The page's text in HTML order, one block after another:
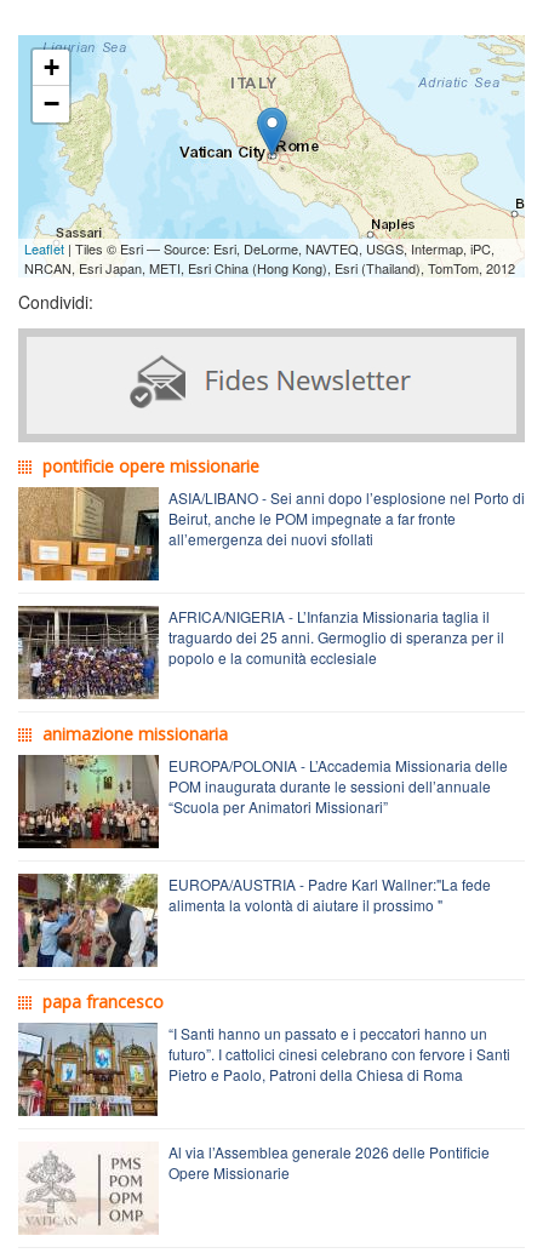
+
−
Leaflet | Tiles © Esri — Source: Esri, DeLorme, NAVTEQ, USGS, Intermap, iPC,
NRCAN, Esri Japan, METI, Esri China (Hong Kong), Esri (Thailand), TomTom, 2012
Condividi:
pontificie opere missionarie
ASIA/LIBANO - Sei anni dopo l’esplosione nel Porto di
Beirut, anche le POM impegnate a far fronte
all’emergenza dei nuovi sfollati
AFRICA/NIGERIA - L’Infanzia Missionaria taglia il
traguardo dei 25 anni. Germoglio di speranza per il
popolo e la comunità ecclesiale
animazione missionaria
EUROPA/POLONIA - L’Accademia Missionaria delle
POM inaugurata durante le sessioni dell’annuale
“Scuola per Animatori Missionari”
EUROPA/AUSTRIA - Padre Karl Wallner:"La fede
alimenta la volontà di aiutare il prossimo "
papa francesco
“I Santi hanno un passato e i peccatori hanno un
futuro”. I cattolici cinesi celebrano con fervore i Santi
Pietro e Paolo, Patroni della Chiesa di Roma
Al via l’Assemblea generale 2026 delle Pontificie
Opere Missionarie